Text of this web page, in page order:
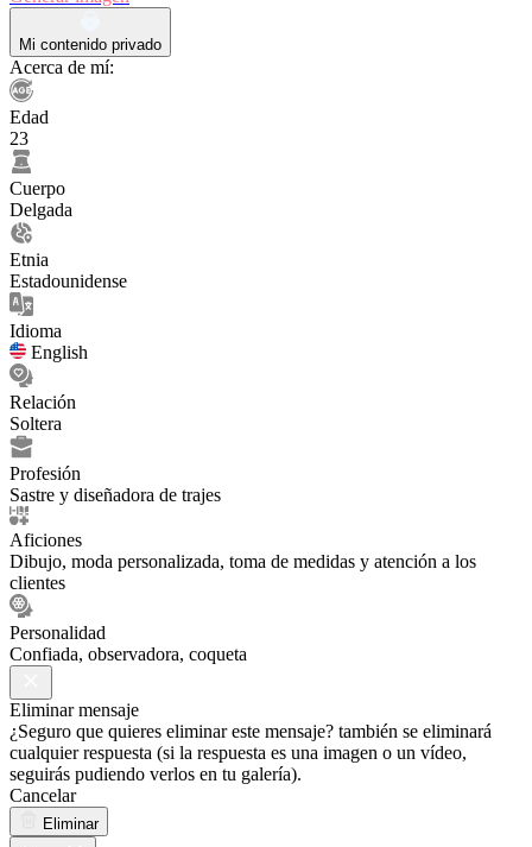
Mi contenido privado
Acerca de mí:
Edad
23
Cuerpo
Delgada
Etnia
Estadounidense
Idioma
English
Relación
Soltera
Profesión
Sastre y diseñadora de trajes
Aficiones
Dibujo, moda personalizada, toma de medidas y atención a los
clientes
Personalidad
Confiada, observadora, coqueta
Eliminar mensaje
¿Seguro que quieres eliminar este mensaje? también se eliminará
cualquier respuesta (si la respuesta es una imagen o un vídeo,
seguirás pudiendo verlos en tu galería).
Cancelar
Eliminar